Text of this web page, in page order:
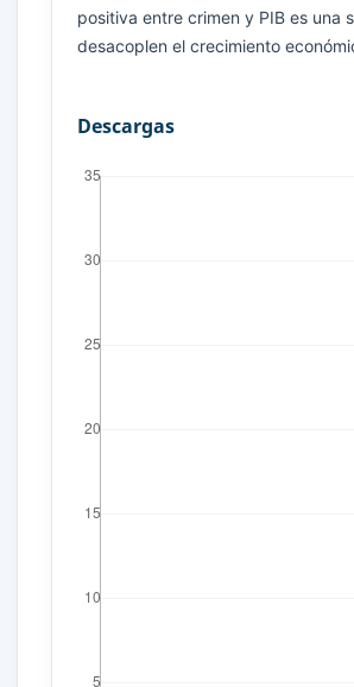
positiva entre crimen y PIB es
desacoplen el crecimiento
Descargas